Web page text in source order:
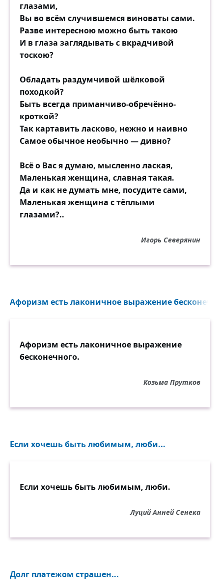
глазами,
Вы во всём случившемся виноваты сами.
Разве интересною можно быть такою
И в глаза заглядывать с вкрадчивой
тоскою?
Обладать раздумчивой шёлковой
походкой?
Быть всегда приманчиво-обречённо-
кроткой?
Так картавить ласково, нежно и наивно
Самое обычное необычно — дивно?
Всё о Вас я думаю, мысленно лаская,
Маленькая женщина, славная такая.
Да и как не думать мне, посудите сами,
Маленькая женщина с тёплыми
глазами?..
Игорь Северянин
Афоризм есть лаконичное выражение
Афоризм есть лаконичное выражение
бесконечного.
Козьма Прутков
Если хочешь быть любимым, люби...
Если хочешь быть любимым, люби.
Луций Анней Сенека
Долг платежом страшен...